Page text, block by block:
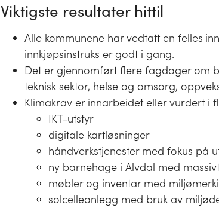
Viktigste resultater hittil
Alle kommunene har vedtatt en felles
innkjøpsinstruks er godt i gang.
Det er gjennomført flere fagdager om
teknisk sektor, helse og omsorg,
Klimakrav er innarbeidet eller vurdert i
IKT-utstyr
digitale kartløsninger
håndverkstjenester med fokus på
ny barnehage i Alvdal med
møbler og inventar med
solcelleanlegg med bruk av